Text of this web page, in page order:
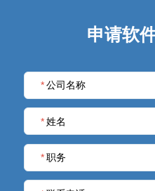
申请软
* 公司名称
* 姓名
* 职务